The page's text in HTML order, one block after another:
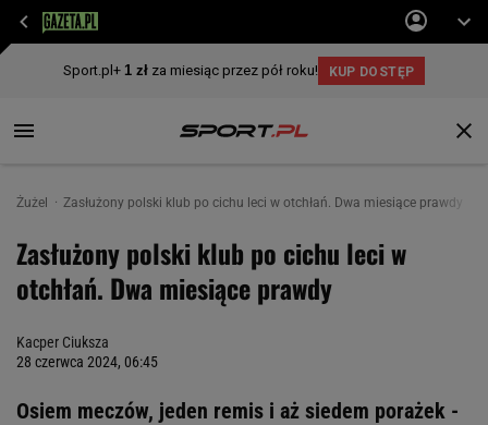
Żużel Zasłużony polski klub po cichu leci w otchłań. Dwa miesiące prawdy
Zasłużony polski klub po cichu leci w
otchłań. Dwa miesiące prawdy
Kacper Ciuksza
28 czerwca 2024, 06:45
Osiem meczów, jeden remis i aż siedem porażek -